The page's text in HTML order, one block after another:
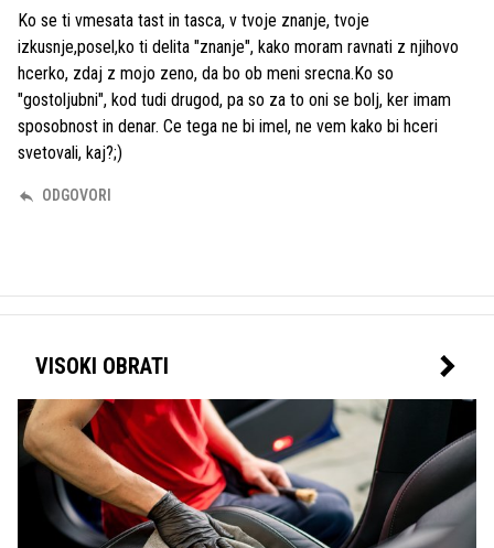
Ko se ti vmesata tast in tasca, v tvoje znanje, tvoje
izkusnje,posel,ko ti delita "znanje", kako moram ravnati z njihovo
hcerko, zdaj z mojo zeno, da bo ob meni srecna.Ko so
"gostoljubni", kod tudi drugod, pa so za to oni se bolj, ker imam
sposobnost in denar. Ce tega ne bi imel, ne vem kako bi hceri
svetovali, kaj?;)
ODGOVORI
VISOKI OBRATI